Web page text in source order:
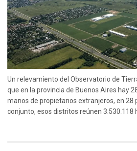
Un relevamiento del Observatorio de
que en la provincia de Buenos Aires hay
manos de propietarios extranjeros, en 28
conjunto, esos distritos reúnen 3.530.118